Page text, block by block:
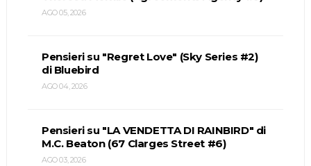
AGO 05, 2026
Pensieri su "Regret Love" (Sky Series #2)
di Bluebird
AGO 04, 2026
Pensieri su "LA VENDETTA DI RAINBIRD" di
M.C. Beaton (67 Clarges Street #6)
AGO 03, 2026